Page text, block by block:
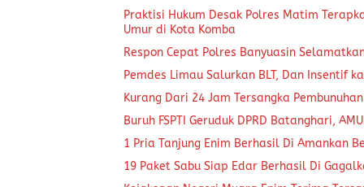
Praktisi Hukum Desak Polres Matim
Umur di Kota Komba
Respon Cepat Polres Banyuasin
Pemdes Limau Salurkan BLT, Dan Insentif
Kurang Dari 24 Jam Tersangka
Buruh FSPTI Geruduk DPRD Batanghari,
1 Pria Tanjung Enim Berhasil Di Amankan
19 Paket Sabu Siap Edar Berhasil Di